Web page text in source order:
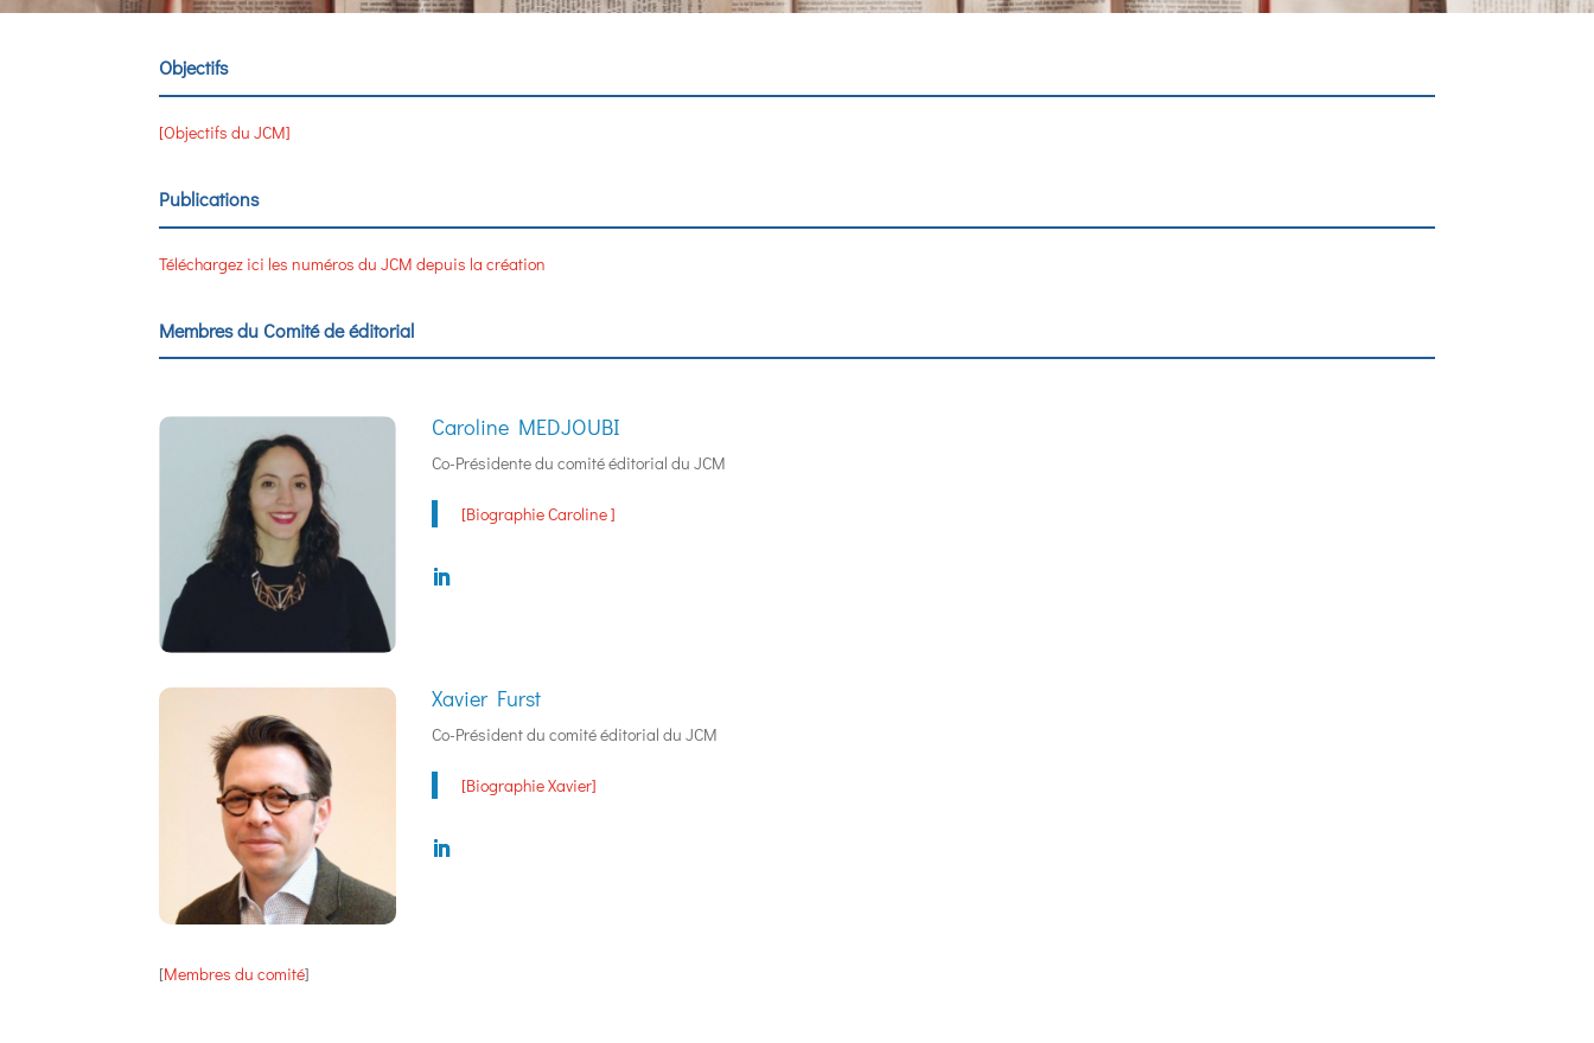
Objectifs
[Objectifs du JCM]
Publications
Téléchargez ici les numéros du JCM depuis la création
Membres du Comité de éditorial
Caroline MEDJOUBI
Co-Présidente du comité éditorial du JCM
[Biographie Caroline ]
Xavier Furst
Co-Président du comité éditorial du JCM
[Biographie Xavier]
[Membres du comité]